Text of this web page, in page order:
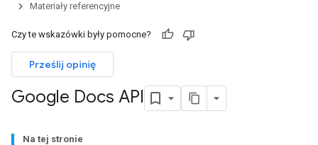
Materiały referencyjne
Czy te wskazówki były pomocne?
Prześlij opinię
Google Docs API
Na tej stronie